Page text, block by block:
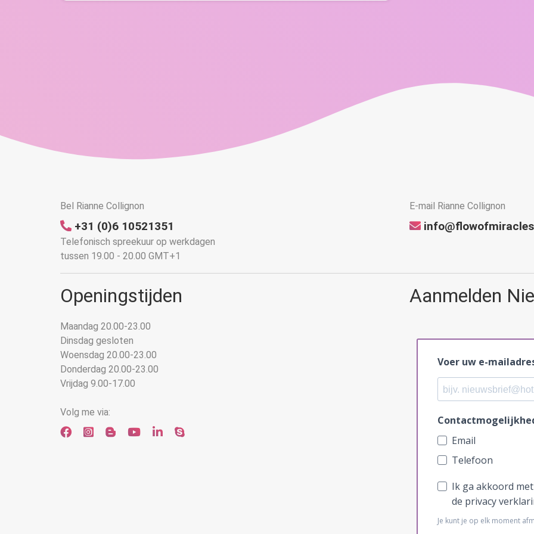
Bel Rianne Collignon
+31 (0)6 10521351
Telefonisch spreekuur op werkdagen
tussen 19.00 - 20.00 GMT+1
E-mail Rianne Collignon
Openingstijden
Maandag 20.00-23.00
Dinsdag gesloten
Woensdag 20.00-23.00
Donderdag 20.00-23.00
Vrijdag 9.00-17.00
Volg me via:
Aanmelden
Voer uw e-
Email
Telefoon
Ik ga akkoord
de privacy
Je kunt je op elk moment